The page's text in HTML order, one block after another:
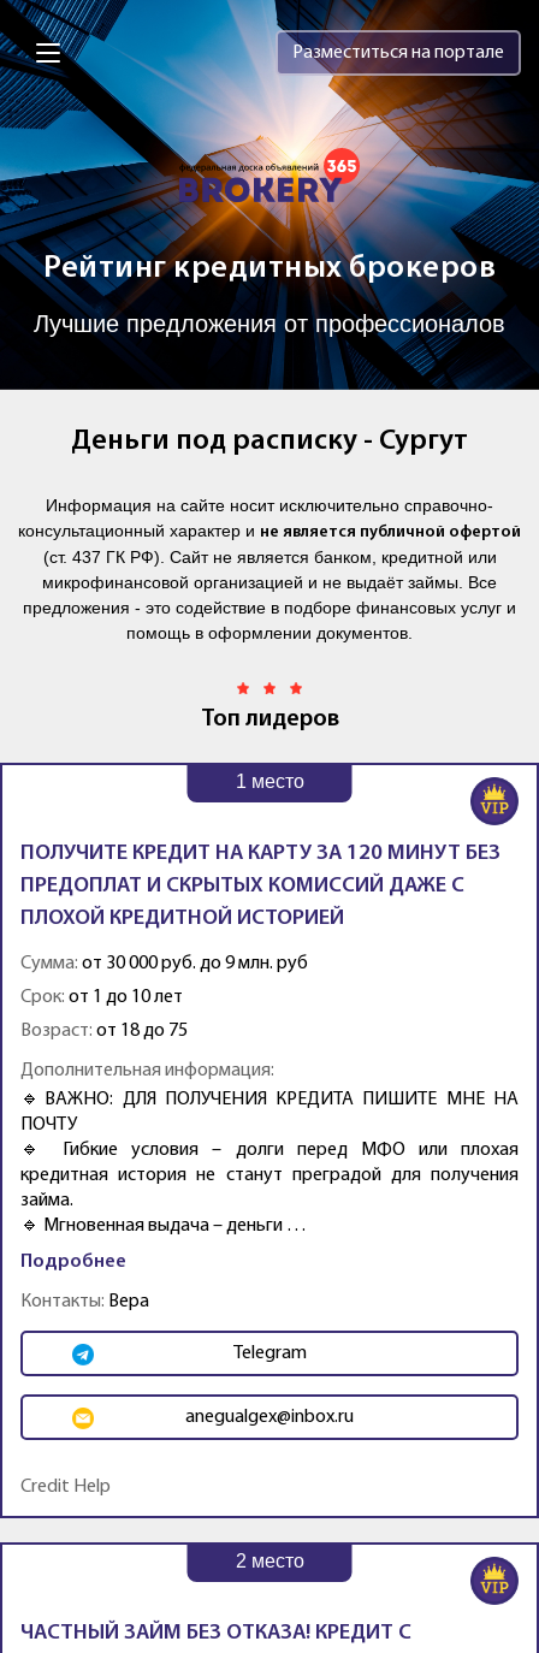
Brokery365 - Рейтинг кредитных
Разместиться на портале
Рейтинг кредитных брокеров
Лучшие предложения от профессионалов
Деньги под расписку - Сургут
Информация на сайте носит исключительно справочно-
консультационный характер и не является публичной офертой
(ст. 437 ГК РФ). Сайт не является банком, кредитной или
микрофинансовой организацией и не выдаёт займы. Все
предложения - это содействие в подборе финансовых услуг и
помощь в оформлении документов.
Топ лидеров
1 место
ПОЛУЧИТЕ КРЕДИТ НА КАРТУ ЗА 120 МИНУТ БЕЗ
ПРЕДОПЛАТ И СКРЫТЫХ КОМИССИЙ ДАЖЕ С
ПЛОХОЙ КРЕДИТНОЙ ИСТОРИЕЙ
Сумма: от 30 000 руб. до 9 млн. руб
Срок: от 1 до 10 лет
Возраст: от 18 до 75
Дополнительная информация:
🔹ВАЖНО: ДЛЯ ПОЛУЧЕНИЯ КРЕДИТА ПИШИТЕ МНЕ НА
ПОЧТУ
🔹 Гибкие условия – долги перед МФО или плохая
кредитная история не станут преградой для получения
займа.
🔹 Мгновенная выдача – деньги …
Подробнее
Контакты: Вера
Telegram
anegualgex@inbox.ru
Credit Help
2 место
ЧАСТНЫЙ ЗАЙМ БЕЗ ОТКАЗА! КРЕДИТ С